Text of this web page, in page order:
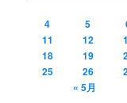
4
5
11
12
18
19
25
26
« 5月